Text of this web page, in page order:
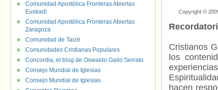
Copyright ©
Cristianos
los
hacen
Comunidad Apostólica Fronteras Abiertas
Euskadi
Comunidad Apostólica Fronteras Abiertas
Zaragoza
Comunidad de Taizé
Comunidades Cristianas Populares
Concordia, el blog de Oswaldo Gallo Serrato
Consejo Mundial de Iglesias
Consejo Mundial de Iglesias